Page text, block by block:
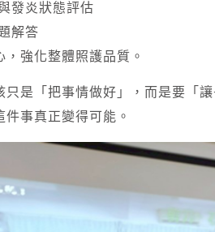
發炎狀態評估
解答
，強化整體照護品質。
只是「把事情做好」，而是要「
件事真正變得可能。